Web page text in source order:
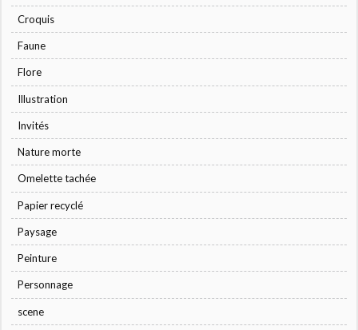
Croquis
Faune
Flore
Illustration
Invités
Nature morte
Omelette tachée
Papier recyclé
Paysage
Peinture
Personnage
scene